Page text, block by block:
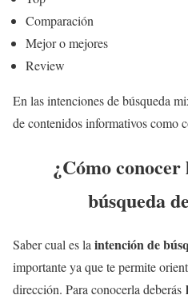
Comparación
Mejor o mejores
Review
En las intenciones de búsqueda
de contenidos informativos como
¿Cómo
búsqueda
Saber cual es la intención de
importante ya que te permite
dirección. Para conocerla deberás